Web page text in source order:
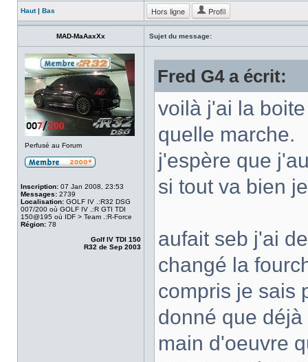
Haut| Bas Hors ligne Profil
MAD-MaAaxXx Sujet du message:
Perfusé au Forum
Inscription: 07 Jan 2008, 23:53
Messages: 2739
Localisation: GOLF IV .:R32 DSG
007/200 où GOLF IV .:R GTI TDI
150@195 où IDF > Team .:R-Force
Région: 78
Golf IV TDI 150
R32 de Sep 2003
Fred G4 a écrit:
voilà j'ai la
quelle marche.
j'espère que
si tout va bien
aufait seb j'ai
changé la
compris je sais
donné que
main d'oeuvre